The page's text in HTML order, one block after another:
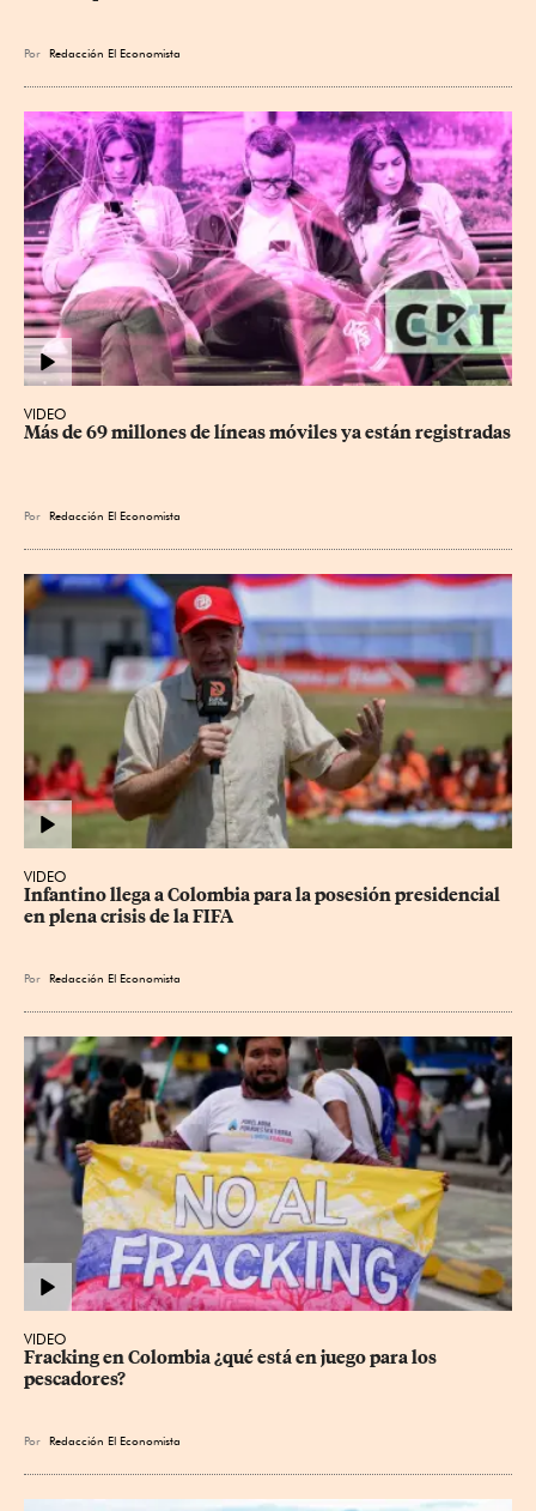
Por Redacción El Economista
VIDEO
Más de 69 millones de líneas móviles ya están registradas
Por Redacción El Economista
VIDEO
Infantino llega a Colombia para la posesión presidencial
en plena crisis de la FIFA
Por Redacción El Economista
VIDEO
Fracking en Colombia ¿qué está en juego para los
pescadores?
Por Redacción El Economista